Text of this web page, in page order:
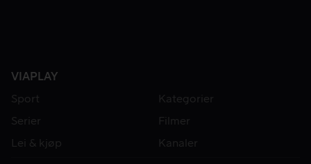
VIAPLAY
Sport
Kategorier
Serier
Filmer
Lei & kjøp
Kanaler